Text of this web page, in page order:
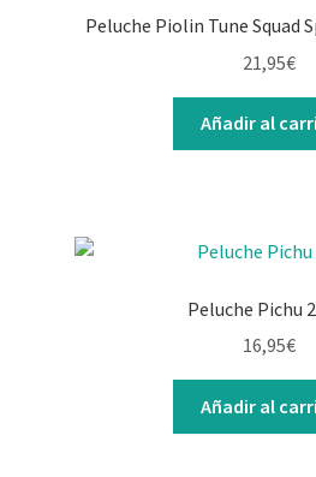
Peluche Piolin Tune Squad
21,95€
Añadir al
Peluche Pichu
16,95€
Añadir al